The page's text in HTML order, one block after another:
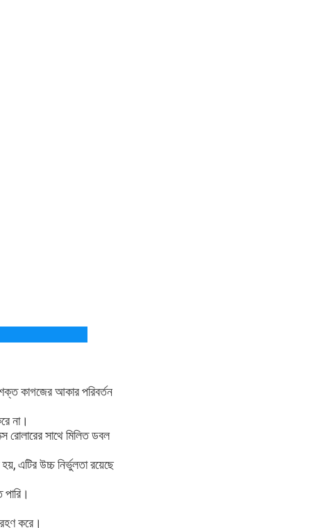
কাগজের আকার পরিবর্তন
না।
রোলারের সাথে মিলিত ডবল
এটির উচ্চ নির্ভুলতা রয়েছে
করে।